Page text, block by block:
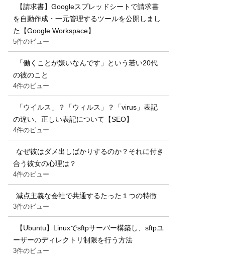
【請求書】Googleスプレッドシートで請求書
を自動作成・一元管理するツールを公開しまし
た【Google Workspace】
5件のビュー
「働くことが嫌いなんです」という若い20代
の彼のこと
4件のビュー
「ウイルス」？「ウィルス」？「virus」表記
の違い、正しい表記について【SEO】
4件のビュー
なぜ彼はダメ出しばかりするのか？それに付き
合う彼女の心理は？
4件のビュー
減点主義な会社で共通するたった１つの特徴
3件のビュー
【Ubuntu】Linuxでsftpサーバー構築し、sftpユ
ーザーのディレクトリ制限を行う方法
3件のビュー